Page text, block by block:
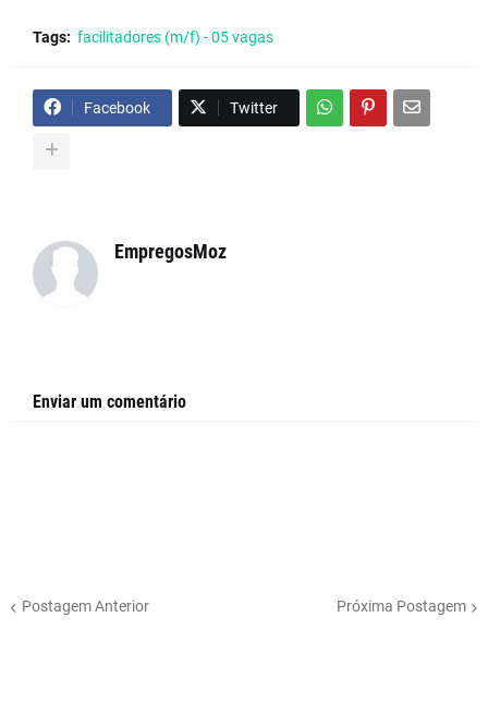
Tags: facilitadores (m/f) - 05 vagas
Facebook Twitter
EmpregosMoz
Enviar um comentário
Postagem Anterior Próxima Postagem